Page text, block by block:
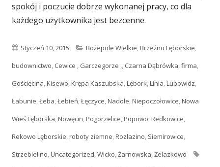
spokój i poczucie dobrze wykonanej pracy, co dla
każdego użytkownika jest bezcenne.
Opublikowano
Styczeń 10, 2015 Kategorie
Bożepole Wielkie,Brzeźno Lęborskie,
budownictwo, Cewice , Garczegorze ,, Czarna Dąbrówka,firma,
Gościęcina,Kisewo,Krępa Kaszubska,Lębork,Linia,Lubowidz,
Łabunie,Łeba,Łebień,Łęczyce,Nadole,Niepoczołowice,Nowa
Wieś Lęborska,Nowęcin,Pogorzelice,Popowo,Redkowice,
Rekowo Lęborskie,roboty ziemne,Rozłazino, Siemirowice,
Strzebielino,Uncategorized,Wicko,Żarnowska,Żelazkowo